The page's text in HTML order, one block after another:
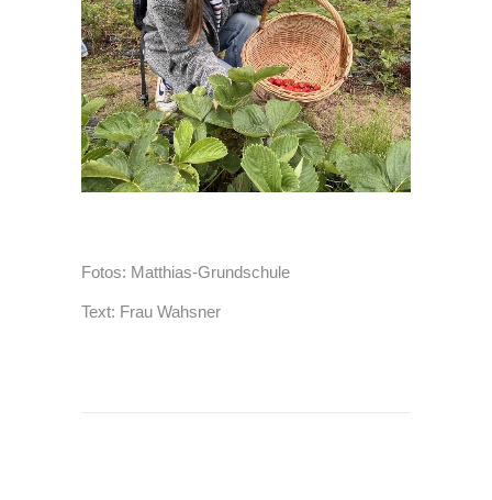
Fotos: Matthias-Grundschule
Text: Frau Wahsner